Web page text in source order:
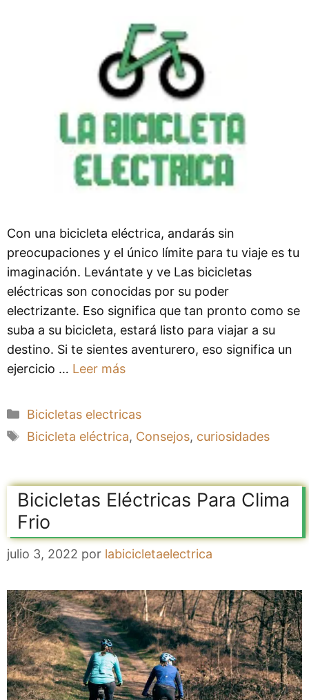
Con una bicicleta eléctrica, andarás sin
preocupaciones y el único límite para tu viaje es tu
imaginación. Levántate y ve Las bicicletas
eléctricas son conocidas por su poder
electrizante. Eso significa que tan pronto como se
suba a su bicicleta, estará listo para viajar a su
destino. Si te sientes aventurero, eso significa un
ejercicio … Leer más
Categorías
Bicicletas electricas
Etiquetas
Bicicleta eléctrica, Consejos, curiosidades
Bicicletas Eléctricas Para Clima
Frio
julio 3, 2022 por labicicletaelectrica